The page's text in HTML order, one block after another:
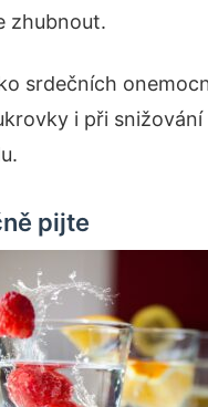
zhubnout.
srdečních
i při snižování
pijte